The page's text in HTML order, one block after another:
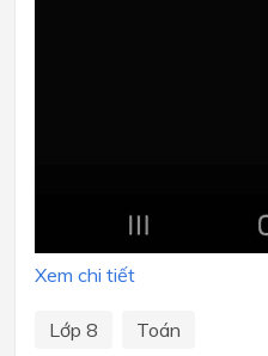
Xem chi tiết
Lớp 8 Toán